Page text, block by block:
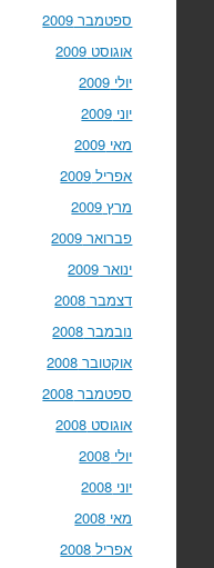
ספטמבר 2009
אוגוסט 2009
יולי 2009
יוני 2009
מאי 2009
אפריל 2009
מרץ 2009
פברואר 2009
ינואר 2009
דצמבר 2008
נובמבר 2008
אוקטובר 2008
ספטמבר 2008
אוגוסט 2008
יולי 2008
יוני 2008
מאי 2008
אפריל 2008